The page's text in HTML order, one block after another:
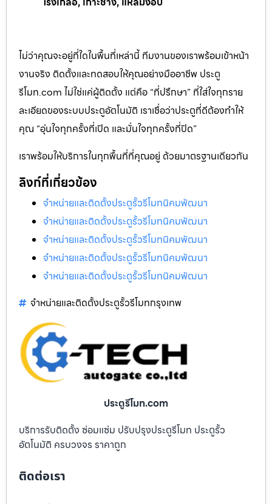
ไม่ว่าคุณจะอยู่ที่ใดในพื้นที่เหล่านี้ ทีมงานของเราพร้อมเข้าหน้า
งานจริง ติดตั้งและทดสอบให้คุณอย่างมืออาชีพ ประตู
รีโมท.com ไม่ใช่แค่ผู้ติดตั้ง แต่คือ “ที่ปรึกษา” ที่ใส่ใจทุกราย
ละเอียดของระบบประตูอัตโนมัติ เราเชื่อว่าประตูที่ดีต้องทำให้
คุณ “อุ่นใจทุกครั้งที่เปิด และมั่นใจทุกครั้งที่ปิด”
เราพร้อมให้บริการในทุกพื้นที่ที่คุณอยู่ ด้วยมาตรฐานเดียวกัน
ลิงก์ที่เกี่ยวข้อง
จำหน่ายและติดตั้งประตูรั้วรีโมทนิคมพัฒนา
จำหน่ายและติดตั้งประตูรั้วรีโมทนิคมพัฒนา
จำหน่ายและติดตั้งประตูรั้วรีโมทนิคมพัฒนา
จำหน่ายและติดตั้งประตูรั้วรีโมทนิคมพัฒนา
จำหน่ายและติดตั้งประตูรั้วรีโมทนิคมพัฒนา
จำหน่ายและติดตั้งประตูรั้วรีโมทกรุงเทพ
ประตูรีโมท.com
บริการรับติดตั้ง ซ่อมแซ่ม ปรับปรุงประตูรีโมท ประตูรั้ว
อัตโนมัติ ครบวงจร ราคาถูก
ติดต่อเรา